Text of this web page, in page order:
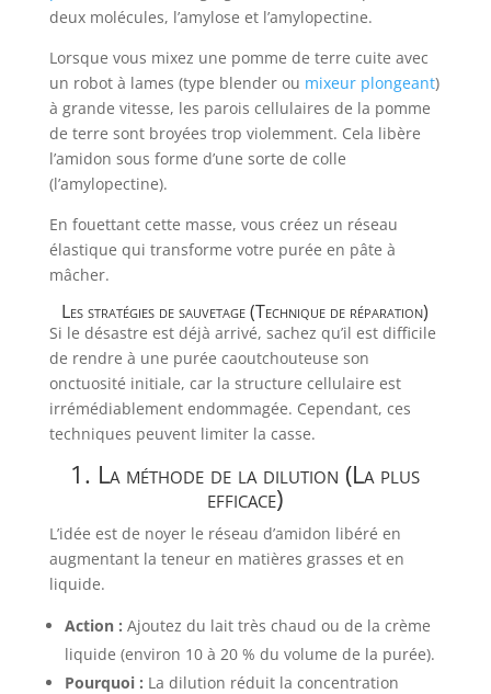
deux molécules, l’amylose et l’amylopectine.
Lorsque vous mixez une pomme de terre cuite avec
un robot à lames (type blender ou mixeur plongeant)
à grande vitesse, les parois cellulaires de la pomme
de terre sont broyées trop violemment. Cela libère
l’amidon sous forme d’une sorte de colle
(l’amylopectine).
En fouettant cette masse, vous créez un réseau
élastique qui transforme votre purée en pâte à
mâcher.
Les stratégies de sauvetage (Technique de réparation)
Si le désastre est déjà arrivé, sachez qu’il est difficile
de rendre à une purée caoutchouteuse son
onctuosité initiale, car la structure cellulaire est
irrémédiablement endommagée. Cependant, ces
techniques peuvent limiter la casse.
1. La méthode de la dilution (La plus
efficace)
L’idée est de noyer le réseau d’amidon libéré en
augmentant la teneur en matières grasses et en
liquide.
Action : Ajoutez du lait très chaud ou de la crème
liquide (environ 10 à 20 % du volume de la purée).
Pourquoi : La dilution réduit la concentration